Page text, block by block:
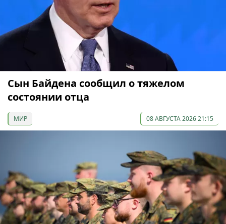
Сын Байдена сообщил о тяжелом
состоянии отца
МИР 08 АВГУСТА 2026 21:15